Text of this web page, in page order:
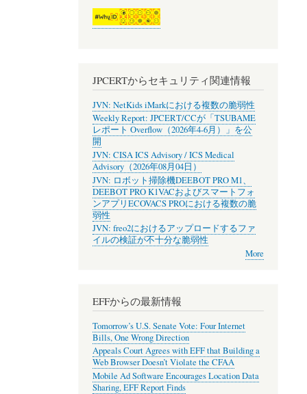
JPCERTからセキュリティ関連情報
JVN: NetKids iMarkにおける複数の脆弱性
Weekly Report: JPCERT/CCが「TSUBAME
レポート Overflow（2026年4-6月）」を公
開
JVN: CISA ICS Advisory / ICS Medical
Advisory（2026年08月04日）
JVN: ロボット掃除機DEEBOT PRO M1、
DEEBOT PRO K1VACおよびスマートフォ
ンアプリECOVACS PROにおける複数の脆
弱性
JVN: freo2におけるアップロードするファ
イルの検証が不十分な脆弱性
More
EFFからの最新情報
Tomorrow’s U.S. Senate Vote: Four Internet
Bills, One Wrong Direction
Appeals Court Agrees with EFF that Building a
Web Browser Doesn’t Violate the CFAA
Mobile Ad Software Encourages Location Data
Sharing, EFF Report Finds